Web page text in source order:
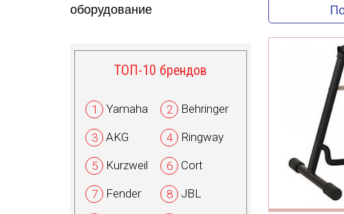
оборудование
ТОП-10 брендов
1 Yamaha 2 Behringer
3 AKG 4 Ringway
5 Kurzweil 6 Cort
7 Fender 8 JBL